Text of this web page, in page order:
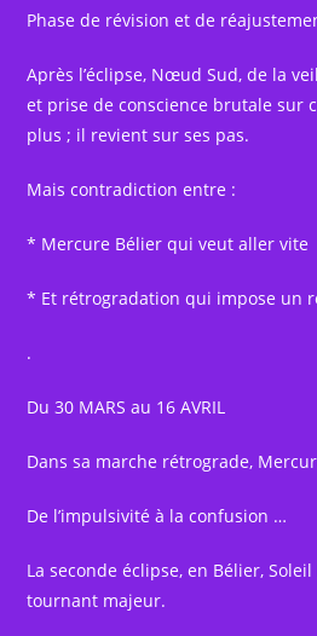
Phase de révision et de
Après l’éclipse, Nœud Sud, de la
et prise de conscience brutale sur
plus ; il revient sur ses pas.
Mais contradiction entre :
* Mercure Bélier qui veut aller vite
* Et rétrogradation qui impose un
.
Du 30 MARS au 16 AVRIL
Dans sa marche rétrograde,
De l’impulsivité à la confusion …
La seconde éclipse, en Bélier,
tournant majeur.